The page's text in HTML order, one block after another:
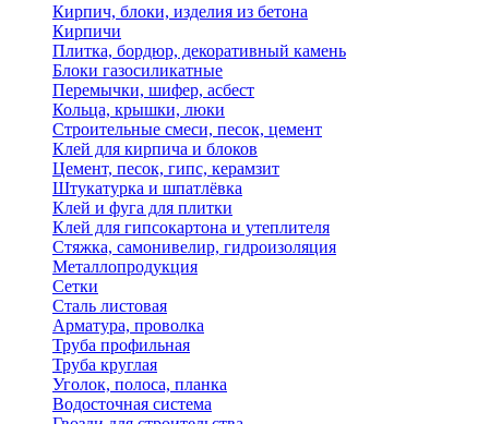
Кирпич, блоки, изделия из бетона
Кирпичи
Плитка, бордюр, декоративный камень
Блоки газосиликатные
Перемычки, шифер, асбест
Кольца, крышки, люки
Строительные смеси, песок, цемент
Клей для кирпича и блоков
Цемент, песок, гипс, керамзит
Штукатурка и шпатлёвка
Клей и фуга для плитки
Клей для гипсокартона и утеплителя
Стяжка, самонивелир, гидроизоляция
Металлопродукция
Сетки
Сталь листовая
Арматура, проволка
Труба профильная
Труба круглая
Уголок, полоса, планка
Водосточная система